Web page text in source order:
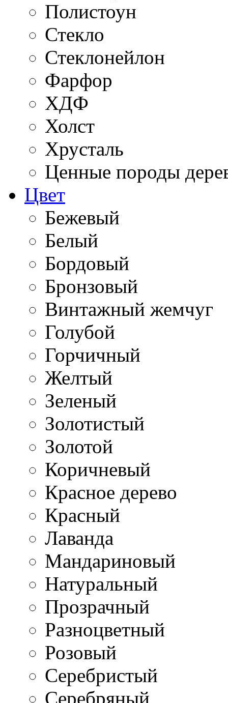
Полистоун
Стекло
Стеклонейлон
Фарфор
ХДФ
Холст
Хрусталь
Ценные породы
Цвет
Бежевый
Белый
Бордовый
Бронзовый
Винтажный жемчуг
Голубой
Горчичный
Желтый
Зеленый
Золотистый
Золотой
Коричневый
Красное дерево
Красный
Лаванда
Мандариновый
Натуральный
Прозрачный
Разноцветный
Розовый
Серебристый
Серебряный